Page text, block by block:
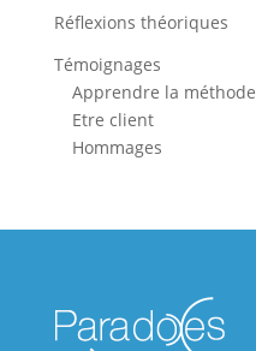
Réflexions théoriques
Témoignages
Apprendre la méthode
Etre client
Hommages